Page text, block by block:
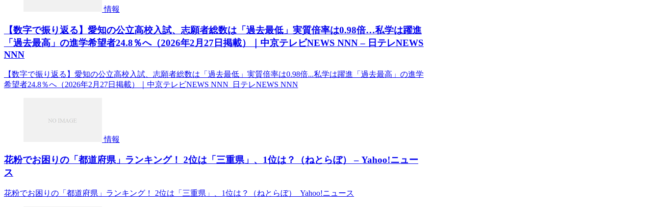
情報
【数字で振り返る】愛知の公立高校入試、志願者総数は「過去最低」実質倍率は0.98倍…私学は躍進
「過去最高」の進学希望者24.8％へ（2026年2月27日掲載）｜中京テレビNEWS NNN – 日テレNEWS
NNN
【数字で振り返る】愛知の公立高校入試、志願者総数は「過去最低」実質倍率は0.98倍...私学は躍進「過去最高」の進学
希望者24.8％へ（2026年2月27日掲載）｜中京テレビNEWS NNN 日テレNEWS NNN
情報
花粉でお困りの「都道府県」ランキング！ 2位は「三重県」、1位は？（ねとらぼ） – Yahoo!ニュー
ス
花粉でお困りの「都道府県」ランキング！ 2位は「三重県」、1位は？（ねとらぼ） Yahoo!ニュース